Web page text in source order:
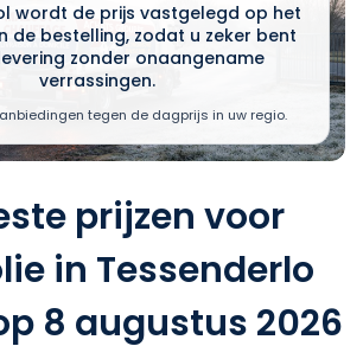
wordt de prijs vastgelegd op het
de bestelling, zodat u zeker bent
zonder onaangename
verrassingen.
tegen de dagprijs in uw regio.
prijzen voor
in Tessenderlo
8 augustus 2026